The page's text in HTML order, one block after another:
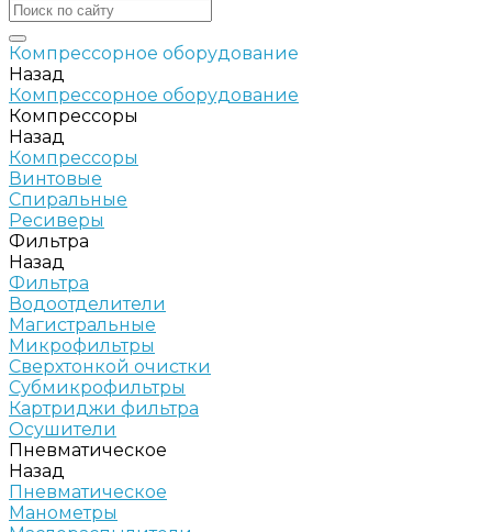
Компрессорное оборудование
Назад
Компрессорное оборудование
Компрессоры
Назад
Компрессоры
Винтовые
Спиральные
Ресиверы
Фильтра
Назад
Фильтра
Водоотделители
Магистральные
Микрофильтры
Сверхтонкой очистки
Субмикрофильтры
Картриджи фильтра
Осушители
Пневматическое
Назад
Пневматическое
Манометры